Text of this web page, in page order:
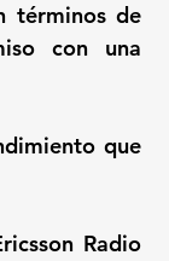
términos de
con una
que
Radio